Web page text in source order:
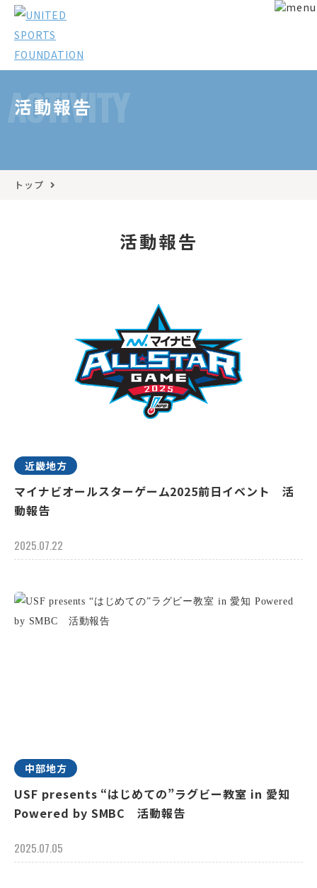
ACTIVITY
活動報告
トップ
活動報告
近畿地方
マイナビオールスターゲーム2025前日イベント 活
動報告
2025.07.22
中部地方
USF presents “はじめての”ラグビー教室 in 愛知
Powered by SMBC 活動報告
2025.07.05